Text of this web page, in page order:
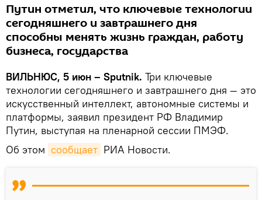
Путин отметил, что ключевые технологии
сегодняшнего и завтрашнего дня
способны менять жизнь граждан, работу
бизнеса, государства
ВИЛЬНЮС, 5 июн – Sputnik. Три ключевые
технологии сегодняшнего и завтрашнего дня — это
искусственный интеллект, автономные системы и
платформы, заявил президент РФ Владимир
Путин, выступая на пленарной сессии ПМЭФ.
Об этом сообщает РИА Новости.